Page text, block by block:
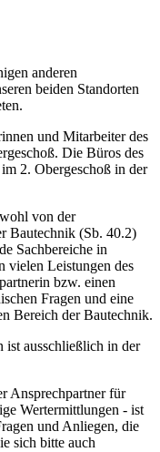
anderen
beiden Standorten
und Mitarbeiter des
Die Büros des
2. Obergeschoß in der
von der
Bautechnik (Sb. 40.2)
Sachbereiche in
vielen Leistungen des
bzw. einen
Fragen und eine
Bereich der Bautechnik.
ist ausschließlich in der
Ansprechpartner für
Wertermittlungen - ist
und Anliegen, die
sich bitte auch